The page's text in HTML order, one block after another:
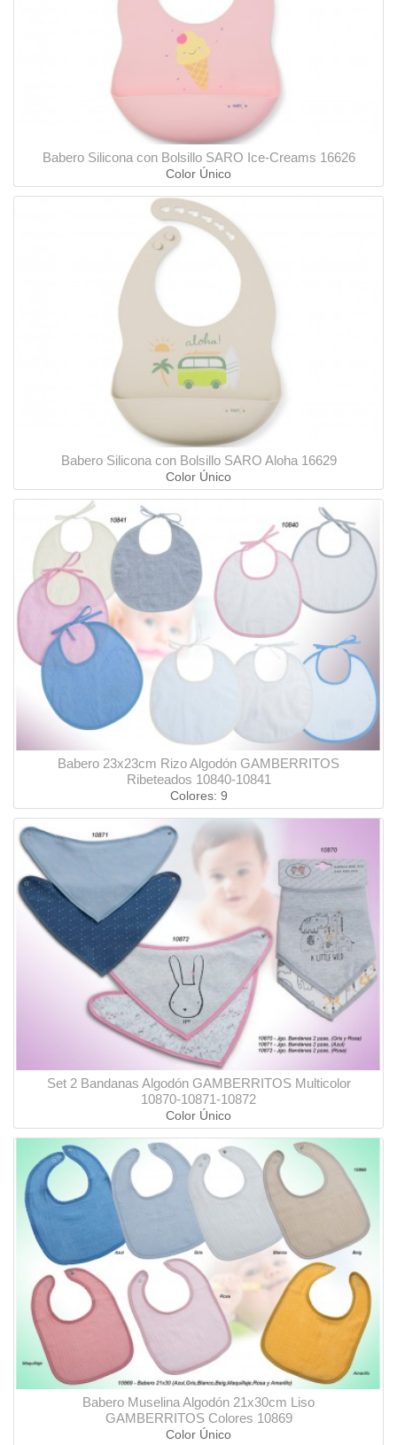
Babero Silicona con Bolsillo SARO Ice-Creams 16626
Color Único
Babero Silicona con Bolsillo SARO Aloha 16629
Color Único
Babero 23x23cm Rizo Algodón GAMBERRITOS
Ribeteados 10840-10841
Colores: 9
Set 2 Bandanas Algodón GAMBERRITOS Multicolor
10870-10871-10872
Color Único
Babero Muselina Algodón 21x30cm Liso
GAMBERRITOS Colores 10869
Color Único